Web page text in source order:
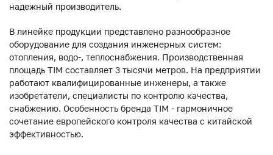
надежный производитель.
В линейке продукции представлено разнообразное
оборудование для создания инженерных систем:
отопления, водо-, теплоснабжения. Производственная
площадь TIM составляет 3 тысячи метров. На предприятии
работают квалифицированные инженеры, а также
изобретатели, специалисты по контролю качества,
снабжению. Особенность бренда TIM - гармоничное
сочетание европейского контроля качества с китайской
эффективностью.